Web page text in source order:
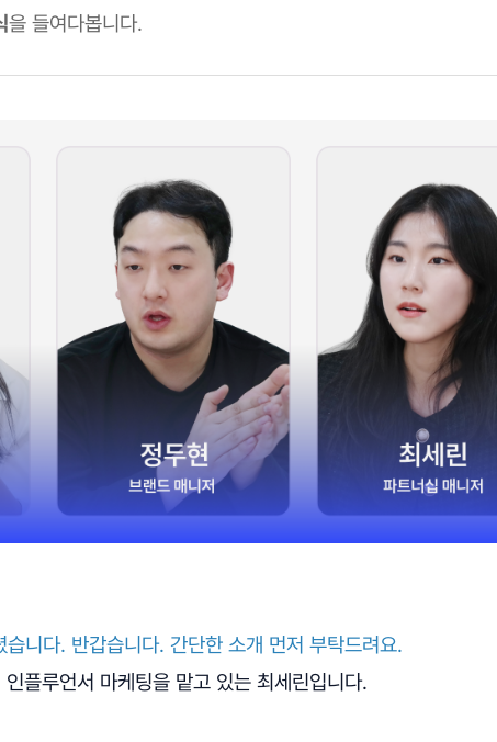
을 들여다봅니다.
니다. 반갑습니다. 간단한 소개 먼저 부탁드려요.
플루언서 마케팅을 맡고 있는 최세린입니다.